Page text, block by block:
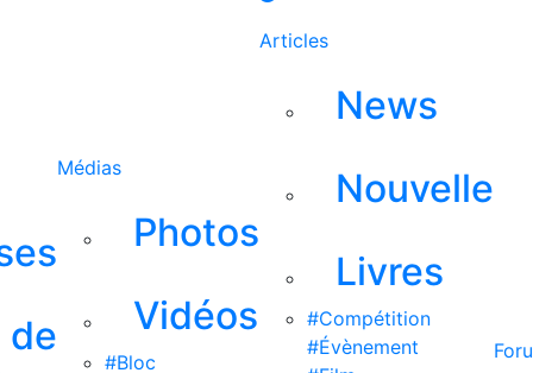
de
Médias
Photos
Vidéos
#Bloc
Articles
News
Nouvelle
Livres
#Compétition
#Évènement